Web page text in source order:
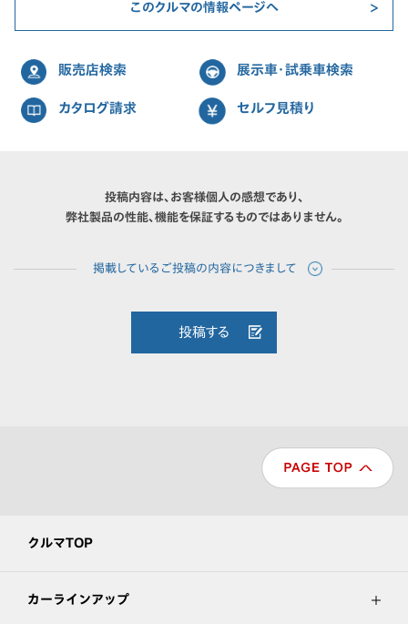
このクルマの情報ページへ
販売店検索 展示車・試乗車検索
カタログ請求 セルフ見積り
投稿内容は、お客様個人の感想であり、
弊社製品の性能、機能を保証するものではありません。
投稿する
クルマTOP
カーラインアップ